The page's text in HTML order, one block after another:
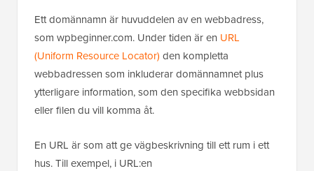
Ett domännamn är huvuddelen av en webbadress,
som wpbeginner.com. Under tiden är en URL
(Uniform Resource Locator) den kompletta
webbadressen som inkluderar domännamnet plus
ytterligare information, som den specifika webbsidan
eller filen du vill komma åt.
En URL är som att ge vägbeskrivning till ett rum i ett
hus. Till exempel, i URL:en